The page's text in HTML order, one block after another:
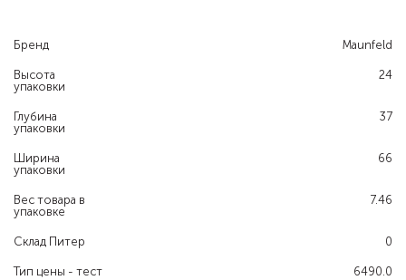
Бренд Maunfeld
Высота
упаковки
24
Глубина
упаковки
37
Ширина
упаковки
66
Вес товара в
упаковке
7.46
Склад Питер 0
Тип цены - тест 6490.0